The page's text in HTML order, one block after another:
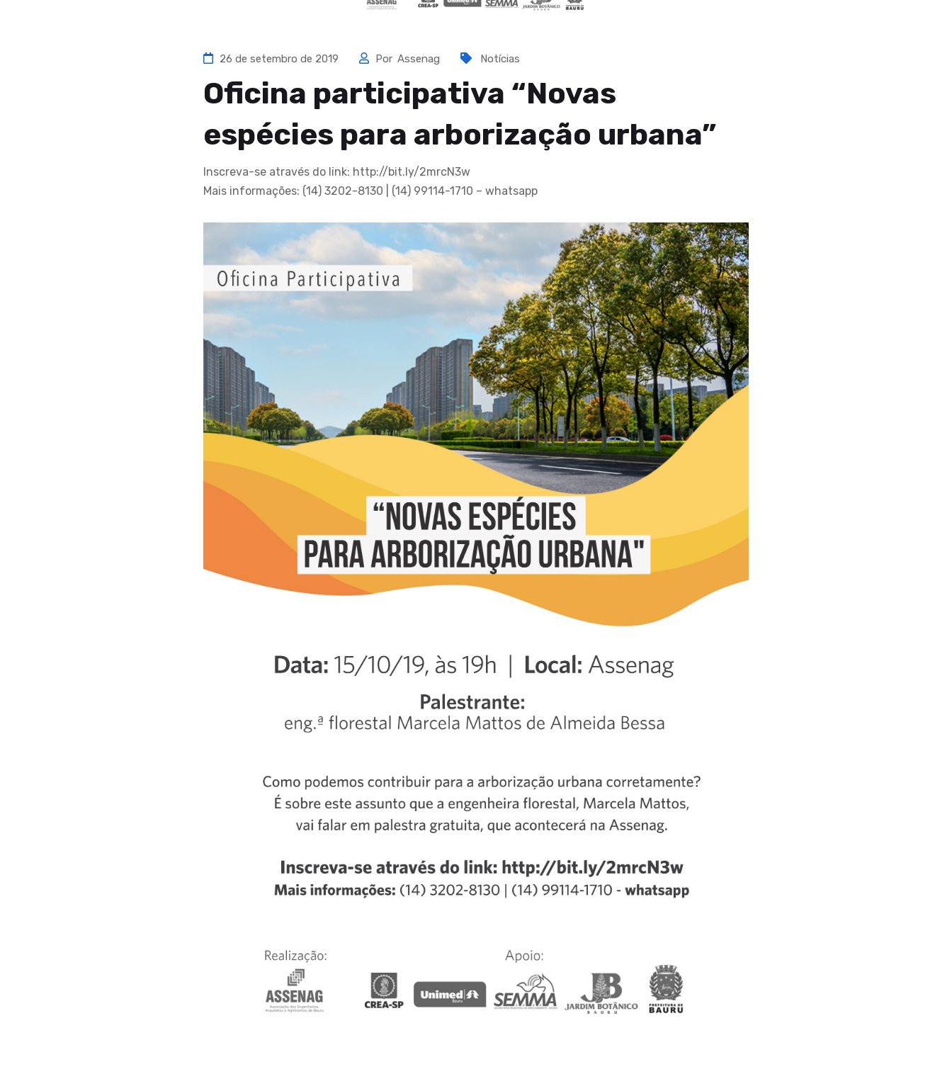
26 de setembro de 2019 Por Assenag Notícias
Oficina participativa “Novas
espécies para arborização urbana”
Inscreva-se através do link: http://bit.ly/2mrcN3w
Mais informações: (14) 3202-8130 | (14) 99114-1710 – whatsapp